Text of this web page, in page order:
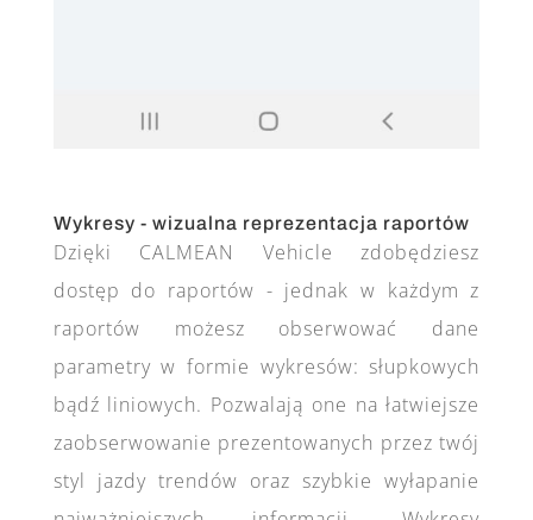
Wykresy - wizualna reprezentacja raportów
Dzięki CALMEAN Vehicle zdobędziesz
dostęp do raportów - jednak w każdym z
raportów możesz obserwować dane
parametry w formie wykresów: słupkowych
bądź liniowych. Pozwalają one na łatwiejsze
zaobserwowanie prezentowanych przez twój
styl jazdy trendów oraz szybkie wyłapanie